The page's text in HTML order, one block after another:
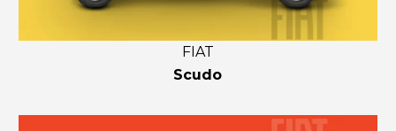
FIAT
Scudo